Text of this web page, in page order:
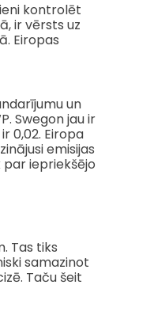
kontrolēt
ir vērsts uz
Eiropas
un
Swegon jau ir
0,02. Eiropa
emisijas
par iepriekšējo
Tas tiks
samazinot
Taču šeit